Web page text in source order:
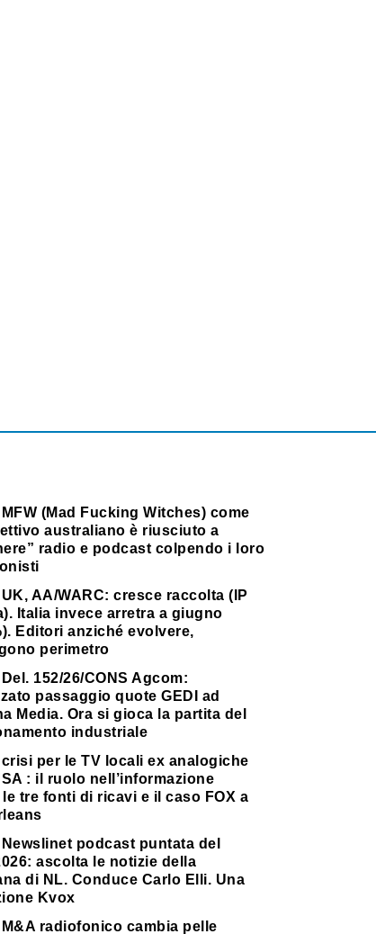
MFW (Mad Fucking Witches) come
australiano è riusciuto a
radio e podcast colpendo i loro
AA/WARC: cresce raccolta (IP
Italia invece arretra a giugno
Editori anziché evolvere,
perimetro
Del. 152/26/CONS Agcom:
passaggio quote GEDI ad
Media. Ora si gioca la partita del
industriale
crisi per le TV locali ex analogiche
: il ruolo nell’informazione
le tre fonti di ricavi e il caso FOX a
Newslinet podcast puntata del
ascolta le notizie della
di NL. Conduce Carlo Elli. Una
Kvox
M&A radiofonico cambia pelle